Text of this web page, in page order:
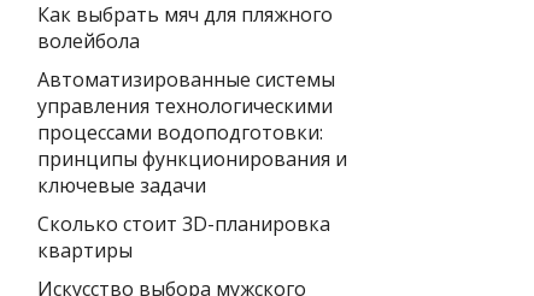
Как выбрать мяч для пляжного
волейбола
Автоматизированные системы
управления технологическими
процессами водоподготовки:
принципы функционирования и
ключевые задачи
Сколько стоит 3D-планировка
квартиры
Искусство выбора мужского